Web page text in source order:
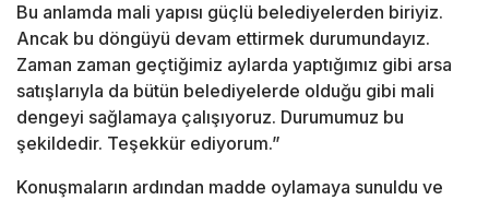
Bu anlamda mali yapısı güçlü belediyelerden biriyiz.
Ancak bu döngüyü devam ettirmek durumundayız.
Zaman zaman geçtiğimiz aylarda yaptığımız gibi arsa
satışlarıyla da bütün belediyelerde olduğu gibi mali
dengeyi sağlamaya çalışıyoruz. Durumumuz bu
şekildedir. Teşekkür ediyorum.”
Konuşmaların ardından madde oylamaya sunuldu ve